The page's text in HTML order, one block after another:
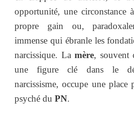
opportunité, une circonstance
propre gain ou,
immense qui ébranle les
narcissique. Lamère, souvent
une figure clé dans le
narcissisme, occupe une place
psyché du PN.